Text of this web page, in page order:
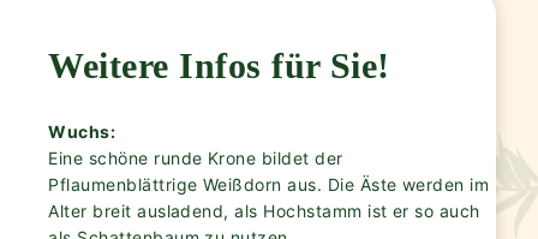
Weitere Infos für Sie!
Wuchs:
Eine schöne runde Krone bildet der
Pflaumenblättrige Weißdorn aus. Die Äste werden im
Alter breit ausladend, als Hochstamm ist er so auch